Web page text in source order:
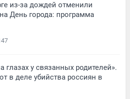
из-за дождей отменили
День города: программа
глазах у связанных родителей».
в деле убийства россиян в